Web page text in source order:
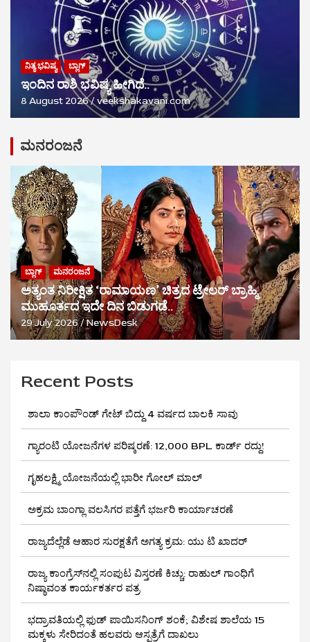
ನಿತ್ಯ ಭವಿಷ್ಯ ಬ್ಲಾಗ್
ಇಂದಿನ ರಾಶಿ ಭವಿಷ್ಯ ಹೀಗಿದೆ..
8 August 2026 veekshakavani.com
ಮನರಂಜನೆ
ಬ್ಲಾಗ್ ಮನರಂಜನೆ
ಅತ್ಯಂತ ನಿರೀಕ್ಷಿತ ‘ರಾಮಾಯಣ’ ಚಿತ್ರದ ಟ್ರೇಲರ್ ಬ್ರಾಹ್ಮಿ
ಮುಹೂರ್ತದ ಇದೇ ದಿನ ಬಿಡುಗಡೆ..
29 July 2026 NewsDesk
Recent Posts
ಶಾಲಾ ಕಾಂಪೌಂಡ್ ಗೇಟ್ ಬಿದ್ದು 4 ವರ್ಷದ ಬಾಲಕಿ ಸಾವು
ಗ್ಯಾರಂಟಿ ಯೋಜನೆಗಳ ಪರಿಷ್ಕರಣೆ: 12,000 BPL ಕಾರ್ಡ್ ರದ್ದು!
ಗೃಹಲಕ್ಷ್ಮಿ ಯೋಜನೆಯಲ್ಲಿ ಭಾರೀ ಗೋಲ್ ಮಾಲ್
ಅಕ್ರಮ ಬಾಂಗ್ಲಾ ವಲಸಿಗರ ಪತ್ತೆಗೆ ಭರ್ಜರಿ ಕಾರ್ಯಾಚರಣೆ
ರಾಜ್ಯದೆಲ್ಲೆಡೆ ಆಹಾರ ಸುರಕ್ಷತೆಗೆ ಅಗತ್ಯ ಕ್ರಮ: ಯು ಟಿ ಖಾದರ್
ರಾಜ್ಯ ಕಾಂಗ್ರೆಸ್‌ನಲ್ಲಿ ಸಂಪುಟ ವಿಸ್ತರಣೆ ಕಿಚ್ಚು: ರಾಹುಲ್ ಗಾಂಧಿಗೆ
ನಿಷ್ಠಾವಂತ ಕಾರ್ಯಕರ್ತರ ಪತ್ರ
ಭದ್ರಾವತಿಯಲ್ಲಿ ಫುಡ್ ಪಾಯಿಸನಿಂಗ್ ಶಂಕೆ; ವಿಶೇಷ ಶಾಲೆಯ 15
ಮಕ್ಕಳು ಸೇರಿದಂತೆ ಹಲವರು ಆಸ್ಪತ್ರೆಗೆ ದಾಖಲು